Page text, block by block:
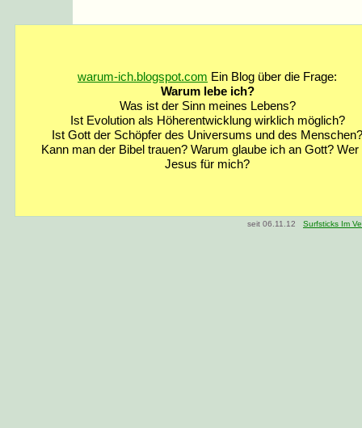
warum-ich.blogspot.com Ein Blog über die Frage:
Warum lebe ich?
Was ist der Sinn meines Lebens?
Ist Evolution als Höherentwicklung wirklich möglich?
Ist Gott der Schöpfer des Universums und des Menschen?
Kann man der Bibel trauen? Warum glaube ich an Gott? Wer
Jesus für mich?
seit 06.11.12 Surfsticks Im